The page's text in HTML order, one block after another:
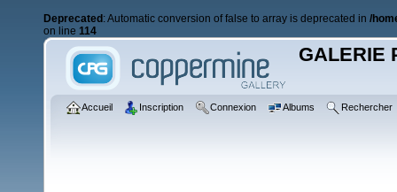
Deprecated : Automatic conversion of false to array is deprecated in /
on line 114
GALERIE
Accueil Inscription Connexion Albums Rechercher